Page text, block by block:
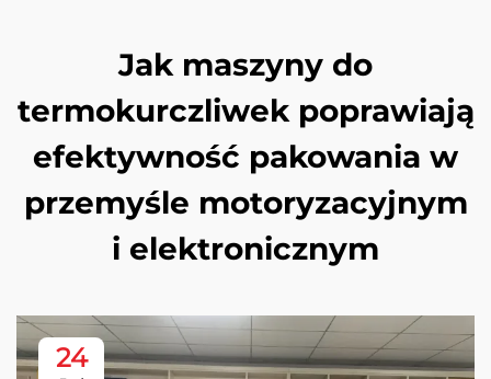
Jak maszyny do
termokurczliwek poprawiają
efektywność pakowania w
przemyśle motoryzacyjnym
i elektronicznym
24